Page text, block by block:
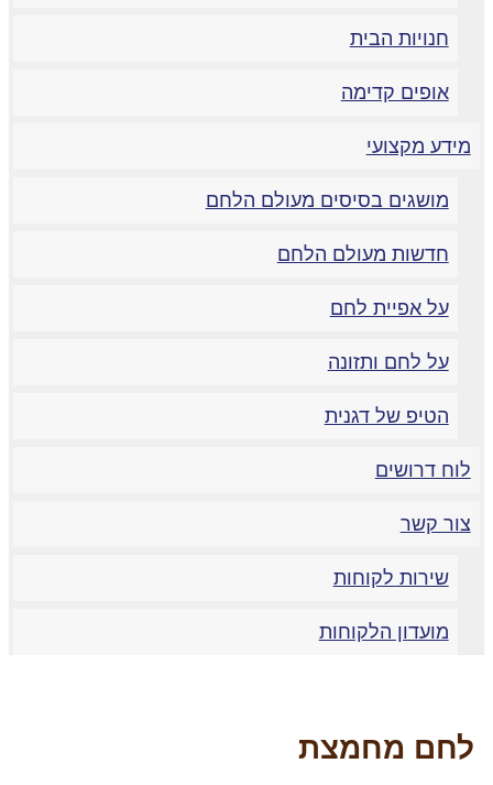
חנויות הבית
אופים קדימה
מקצועי
מושגים בסיסים מעולם הלחם
חדשות מעולם הלחם
על אפיית לחם
על לחם ותזונה
הטיפ של דגנית
דרושים
קשר
שירות לקוחות
מועדון הלקוחות
מחמצת